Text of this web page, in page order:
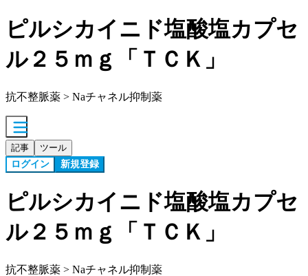
ピルシカイニド塩酸塩カプセ
ル２５ｍｇ「ＴＣＫ」
抗不整脈薬 > Naチャネル抑制薬
記事 ツール
ログイン 新規登録
ピルシカイニド塩酸塩カプセ
ル２５ｍｇ「ＴＣＫ」
抗不整脈薬 > Naチャネル抑制薬